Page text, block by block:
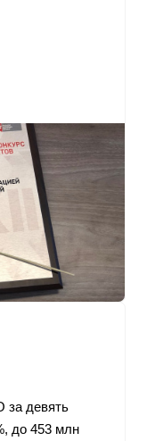
за девять
до 453 млн